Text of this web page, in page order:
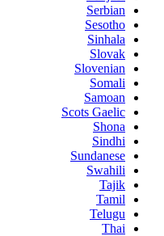
Serbian
Sesotho
Sinhala
Slovak
Slovenian
Somali
Samoan
Scots Gaelic
Shona
Sindhi
Sundanese
Swahili
Tajik
Tamil
Telugu
Thai